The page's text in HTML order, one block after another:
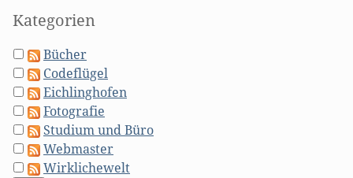
Kategorien
Bücher
Codeflügel
Eichlinghofen
Fotografie
Studium und Büro
Webmaster
Wirklichewelt